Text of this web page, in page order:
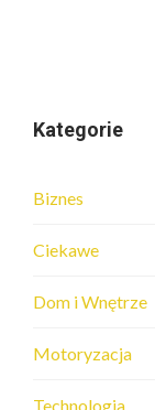
Kategorie
Biznes
Ciekawe
Dom i Wnętrze
Motoryzacja
Technologia